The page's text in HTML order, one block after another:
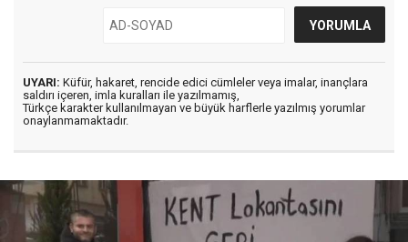
UYARI: Küfür, hakaret, rencide edici cümleler veya imalar, inançlara
saldırı içeren, imla kuralları ile yazılmamış,
Türkçe karakter kullanılmayan ve büyük harflerle yazılmış yorumlar
onaylanmamaktadır.